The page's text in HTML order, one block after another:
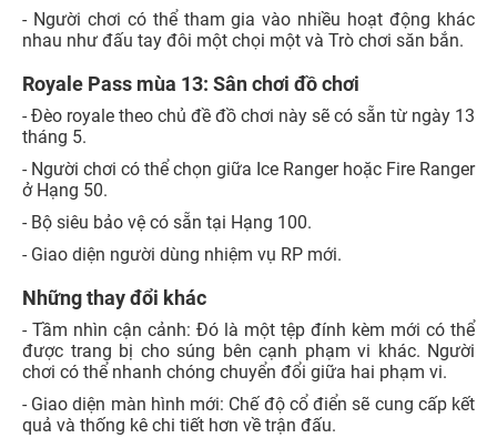
- Người chơi có thể tham gia vào nhiều hoạt động khác
nhau như đấu tay đôi một chọi một và Trò chơi săn bắn.
Royale Pass mùa 13: Sân chơi đồ chơi
- Đèo royale theo chủ đề đồ chơi này sẽ có sẵn từ ngày 13
tháng 5.
- Người chơi có thể chọn giữa Ice Ranger hoặc Fire Ranger
ở Hạng 50.
- Bộ siêu bảo vệ có sẵn tại Hạng 100.
- Giao diện người dùng nhiệm vụ RP mới.
Những thay đổi khác
- Tầm nhìn cận cảnh: Đó là một tệp đính kèm mới có thể
được trang bị cho súng bên cạnh phạm vi khác. Người
chơi có thể nhanh chóng chuyển đổi giữa hai phạm vi.
- Giao diện màn hình mới: Chế độ cổ điển sẽ cung cấp kết
quả và thống kê chi tiết hơn về trận đấu.